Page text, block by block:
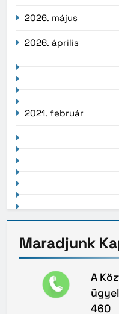
2026. május
2026. április
2021. február
Maradjunk
A
460